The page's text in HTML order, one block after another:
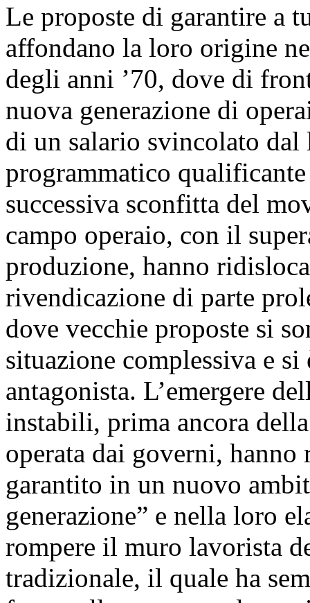
Le proposte di garantire a
affondano la loro origine
degli anni ’70, dove di
nuova generazione di
di un salario svincolato dal
programmatico
successiva sconfitta del
campo operaio, con il
produzione, hanno
rivendicazione di parte
dove vecchie proposte si
situazione complessiva e
antagonista. L’emergere
instabili, prima ancora
operata dai governi,
garantito in un nuovo
generazione” e nella loro
rompere il muro lavorista
tradizionale, il quale ha